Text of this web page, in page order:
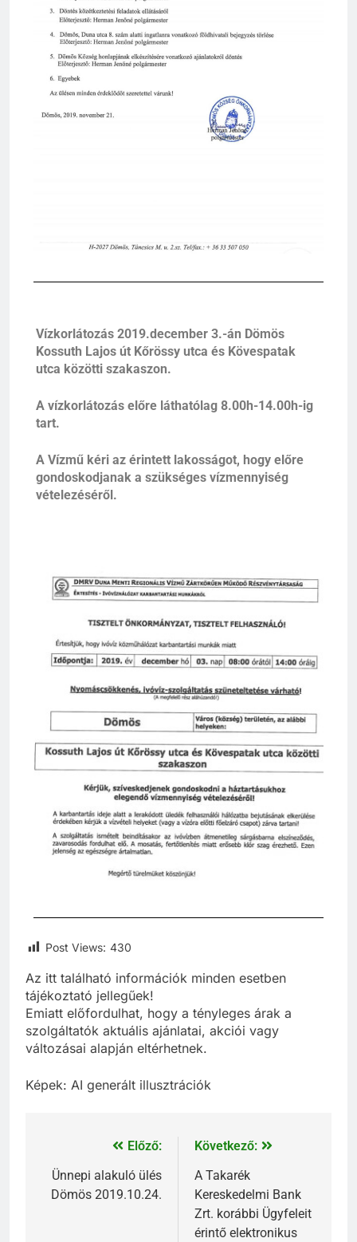
Vízkorlátozás 2019.december 3.-án Dömös
Kossuth Lajos út Kőrössy utca és Kövespatak
utca közötti szakaszon.
A vízkorlátozás előre láthatólag 8.00h-14.00h-ig
tart.
A Vízmű kéri az érintett lakosságot, hogy előre
gondoskodjanak a szükséges vízmennyiség
vételezéséről.
Post Views: 430
Az itt található információk minden esetben
tájékoztató jellegűek!
Emiatt előfordulhat, hogy a tényleges árak a
szolgáltatók aktuális ajánlatai, akciói vagy
változásai alapján eltérhetnek.
Képek: AI generált illusztrációk
Előző:
Ünnepi alakuló ülés
Dömös 2019.10.24.
Következő:
A Takarék
Kereskedelmi Bank
Zrt. korábbi Ügyfeleit
érintő elektronikus